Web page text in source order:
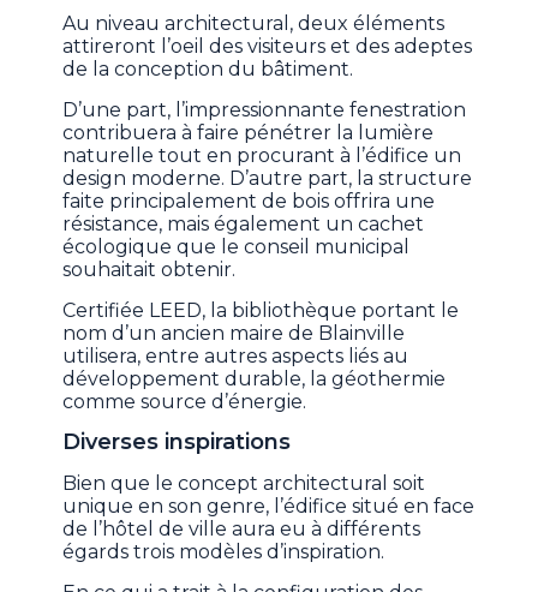
Au niveau architectural, deux éléments
attireront l’oeil des visiteurs et des adeptes
de la conception du bâtiment.
D’une part, l’impressionnante fenestration
contribuera à faire pénétrer la lumière
naturelle tout en procurant à l’édifice un
design moderne. D’autre part, la structure
faite principalement de bois offrira une
résistance, mais également un cachet
écologique que le conseil municipal
souhaitait obtenir.
Certifiée LEED, la bibliothèque portant le
nom d’un ancien maire de Blainville
utilisera, entre autres aspects liés au
développement durable, la géothermie
comme source d’énergie.
Diverses inspirations
Bien que le concept architectural soit
unique en son genre, l’édifice situé en face
de l’hôtel de ville aura eu à différents
égards trois modèles d’inspiration.